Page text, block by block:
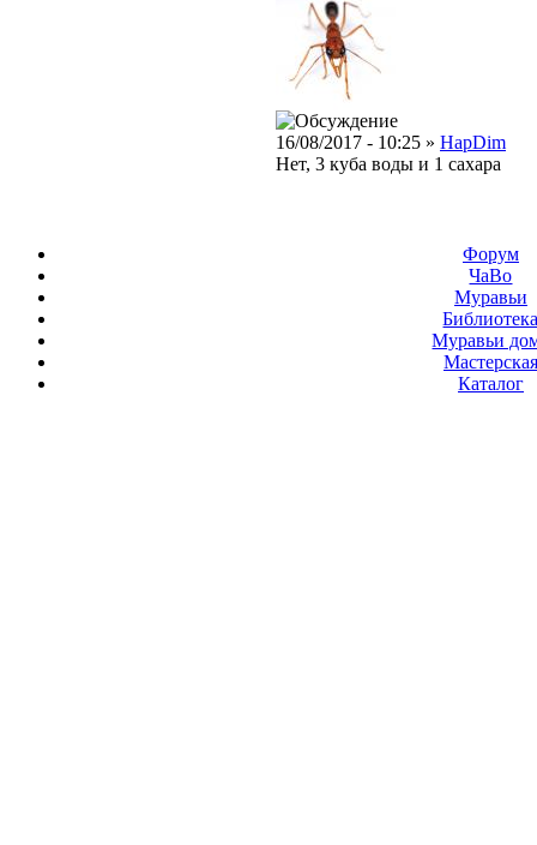
16/08/2017 - 10:25 » HapDim
Нет, 3 куба воды и 1 сахара
Форум
ЧаВо
Муравьи
Муравьи
Мастерская
Каталог